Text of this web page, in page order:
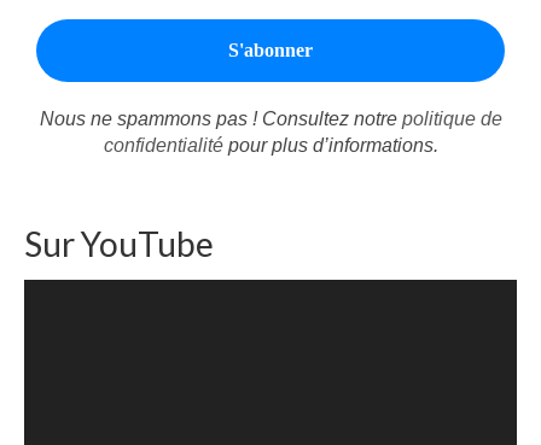
Nous ne spammons pas ! Consultez notre politique de
confidentialitépour plus d’informations.
Sur YouTube